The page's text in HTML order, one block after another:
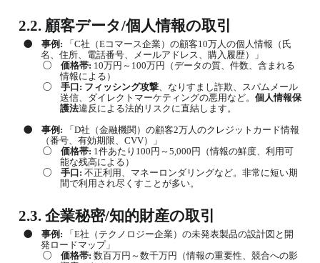
2.2. 顧客データ/個人情報の取引
● 事例 : 「 C社（Eコマース企業）の顧客10 万人の個人情報（氏
名、住所、電話番号、メールアドレス、購入履歴）」
○ 価格帯: 10 万円～ 100 万円（データの質、件数、含まれる
情報による）
○ 手口 : フィッシング攻撃、なりすまし詐欺、スパムメール
送信、ダイレクトマーケティングの悪用など。 個人情報保
護法違反による法的リスクに直結します。
● 事例 : 「 D社（金融機関）の顧客2 万人のクレジットカード情報
（番号、有効期限、 CVV）」
○ 価格帯: 1件あたり 100 円～ 5,000 円（情報の鮮度、利用可
能な残高による）
○ 手口 : 不正利用、マネーロンダリングなど。非常に短い期
間で利用され尽くすことが多い。
2.3. 企業秘密/知的財産の取引
● 事例 : 「 E社（テクノロジー企業）の未発表製品の設計図と開
発ロードマップ」
○ 価格帯: 数百万円～数千万円（情報の重要性、競合への影